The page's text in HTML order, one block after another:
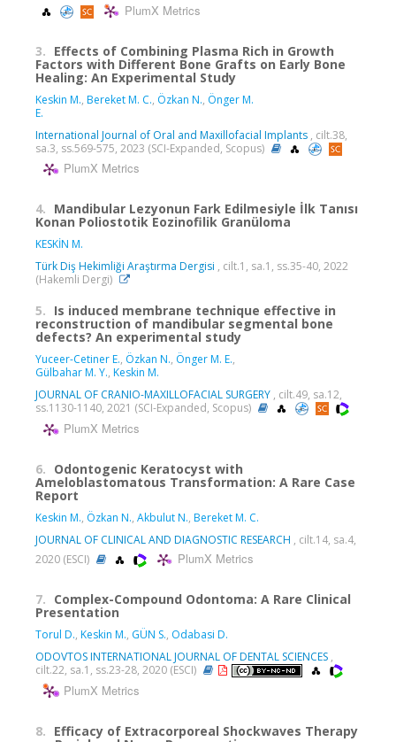
PlumX Metrics
3. Effects of Combining Plasma Rich in Growth
Factors with Different Bone Grafts on Early Bone
Healing: An Experimental Study
Keskin M., Bereket M. C., Özkan N., Önger M.
E.
International Journal of Oral and Maxillofacial Implants , cilt.38,
sa.3, ss.569-575, 2023 (SCI-Expanded, Scopus)
PlumX Metrics
4. Mandibular Lezyonun Fark Edilmesiyle İlk Tanısı
Konan Poliostotik Eozinofilik Granüloma
KESKİN M.
Türk Diş Hekimliği Araştırma Dergisi , cilt.1, sa.1, ss.35-40, 2022
(Hakemli Dergi)
5. Is induced membrane technique effective in
reconstruction of mandibular segmental bone
defects? An experimental study
Yuceer-Cetiner E., Özkan N., Önger M. E.,
Gülbahar M. Y., Keskin M.
JOURNAL OF CRANIO-MAXILLOFACIAL SURGERY , cilt.49, sa.12,
ss.1130-1140, 2021 (SCI-Expanded, Scopus)
PlumX Metrics
6. Odontogenic Keratocyst with
Ameloblastomatous Transformation: A Rare Case
Report
Keskin M., Özkan N., Akbulut N., Bereket M. C.
JOURNAL OF CLINICAL AND DIAGNOSTIC RESEARCH , cilt.14, sa.4,
2020 (ESCI)
PlumX Metrics
7. Complex-Compound Odontoma: A Rare Clinical
Presentation
Torul D., Keskin M., GÜN S., Odabasi D.
ODOVTOS INTERNATIONAL JOURNAL OF DENTAL SCIENCES ,
cilt.22, sa.1, ss.23-28, 2020 (ESCI)
PlumX Metrics
8. Efficacy of Extracorporeal Shockwaves Therapy